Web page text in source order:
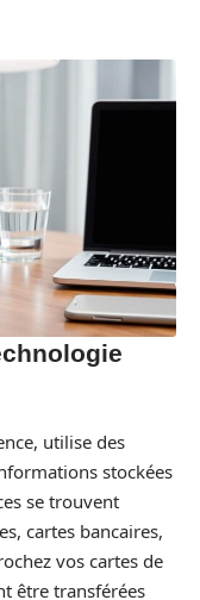
utilise des
stockées
se trouvent
cartes bancaires,
vos cartes de
être transférées